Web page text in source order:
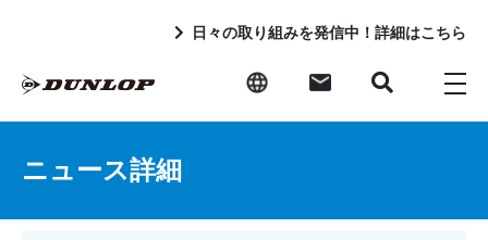
日々の取り組みを発信中！詳細はこちら
ニュース詳細